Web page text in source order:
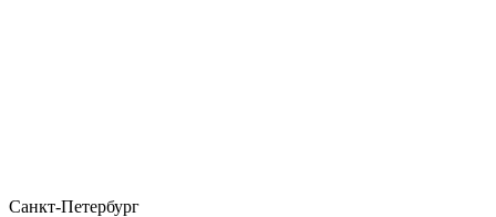
Санкт-Петербург